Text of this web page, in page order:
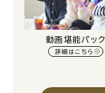
動画堪能パック
詳細はこちら